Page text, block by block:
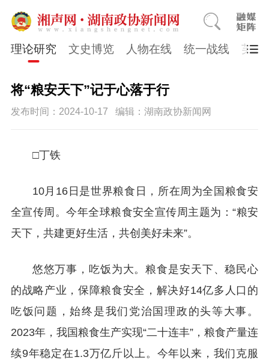
理论研究 文史博览 人物在线 统一战线 芙蓉
将“粮安天下”记于心落于行
发布时间：2024-10-17 编辑：湖南政协新闻网
□丁铁
10月16日是世界粮食日，所在周为全国粮食安
全宣传周。今年全球粮食安全宣传周主题为：“粮安
天下，共建更好生活，共创美好未来”。‌
悠悠万事，吃饭为大。粮食是安天下、稳民心
的战略产业，保障粮食安全，解决好14亿多人口的
吃饭问题，始终是我们党治国理政的头等大事。
2023年，我国粮食生产实现“二十连丰”，粮食产量连
续9年稳定在1.3万亿斤以上。今年以来，我们克服